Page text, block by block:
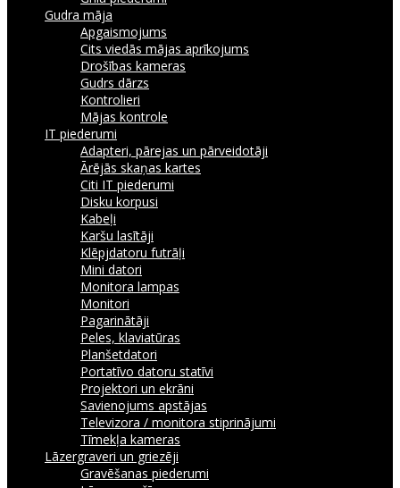
Gudra māja
Apgaismojums
Cits viedās mājas aprīkojums
Drošības kameras
Gudrs dārzs
Kontrolieri
Mājas kontrole
IT piederumi
Adapteri, pārejas un pārveidotāji
Ārējās skaņas kartes
Citi IT piederumi
Disku korpusi
Kabeļi
Karšu lasītāji
Klēpjdatoru futrāļi
Mini datori
Monitora lampas
Monitori
Pagarinātāji
Peles, klaviatūras
Planšetdatori
Portatīvo datoru statīvi
Projektori un ekrāni
Savienojums apstājas
Televizora / monitora stiprinājumi
Tīmekļa kameras
Lāzergraveri un griezēji
Gravēšanas piederumi